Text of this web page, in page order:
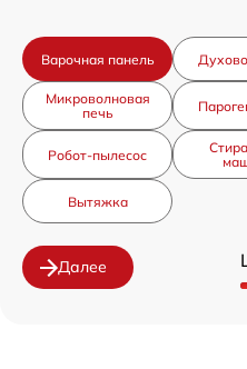
Варочная панель
Микроволновая
печь
Робот-пылесос
Вытяжка
Далее